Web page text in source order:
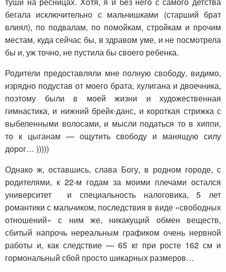
бегала исключительно с мальчишками (старший брат
влиял), по подвалам, по помойкам, стройкам и прочим
местам, куда сейчас бы, в здравом уме, и не посмотрела
бы и, уж точно, не пустила бы своего ребенка.
Родители предоставляли мне полную свободу, видимо,
изрядно подустав от моего брата, хулигана и двоечника,
поэтому были в моей жизни и художественная
гимнастика, и нижний брейк-данс, и короткая стрижка с
выбеленными волосами, и мысли податься то в хиппи,
то к цыганам — ощутить свободу и манящую силу
дорог… )))))
Однако ж, оставшись, слава Богу, в родном городе, с
родителями, к 22-м годам за моими плечами остался
университет и специальность налоговика, 5 лет
романтики с мальчиком, последствия в виде «свободных
отношений» с ним же, никакущий обмен веществ,
сбитый напрочь нереальным графиком очень нервной
работы и, как следствие — 65 кг при росте 162 см и
гормональный сбой просто шикарных размеров…